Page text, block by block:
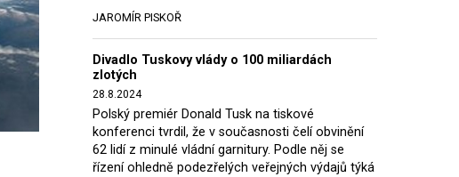
JAROMÍR PISKOŘ
Divadlo Tuskovy vlády o 100 miliardách
zlotých
28.8.2024
Polský premiér Donald Tusk na tiskové
konferenci tvrdil, že v současnosti čelí obvinění
62 lidí z minulé vládní garnitury. Podle něj se
řízení ohledně podezřelých veřejných výdajů týká